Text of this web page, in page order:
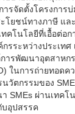
ารจัดตั้งโครงการ
โยชน์ทางภาษี แล
คโนโลยีที่เอื้อต่อ
รระหว่างประเท
การพัฒนาอุตสาหก
ในการถ่ายทอด
วัตกรรมของ
SMEs ผ่านเทคโ
บอุปสรรค